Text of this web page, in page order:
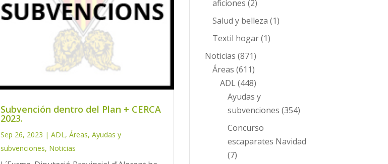
Subvención dentro del Plan + CERCA
2023.
Sep 26, 2023 | ADL, Áreas, Ayudas y
subvenciones, Noticias
aficiones (2)
Salud y belleza (1)
Textil hogar(1)
Noticias (871)
Áreas (611)
ADL(448)
Ayudas y
subvenciones (354)
Concurso
escaparates Navidad
(7)